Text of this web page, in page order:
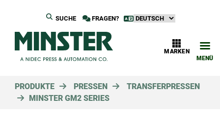
FRAGEN?
SUCHE
MENÜ
MARKEN
PRODUKTE PRESSEN
TRANSFERPRESSEN
MINSTER GM2 SERIES